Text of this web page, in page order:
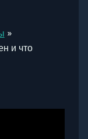
и что